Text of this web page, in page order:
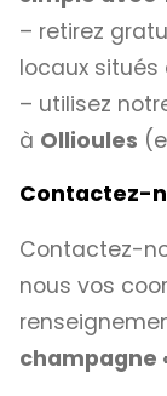
– retirez
locaux situés
– utilisez
à Ollioules
Contactez-
Contactez-
nous vos
champagne